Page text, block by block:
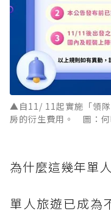
▲自11/ 11起實施「領
房的衍生費用。 圖：何
為什麼這幾年單
單人旅遊已成為